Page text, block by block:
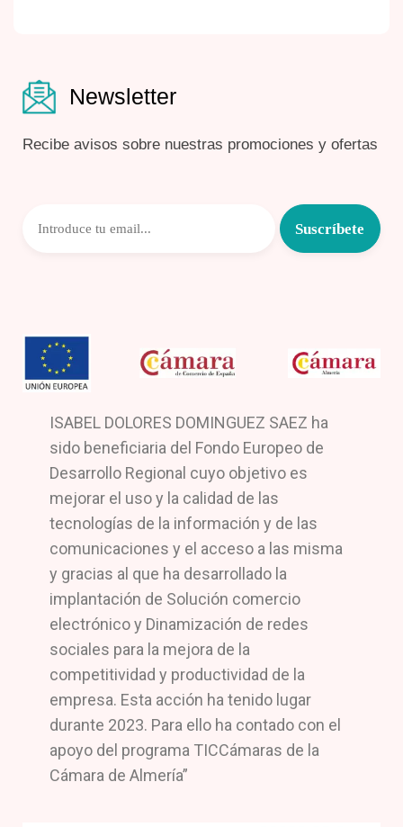
Newsletter
Recibe avisos sobre nuestras promociones y ofertas
ISABEL DOLORES DOMINGUEZ SAEZ ha
sido beneficiaria del Fondo Europeo de
Desarrollo Regional cuyo objetivo es
mejorar el uso y la calidad de las
tecnologías de la información y de las
comunicaciones y el acceso a las misma
y gracias al que ha desarrollado la
implantación de Solución comercio
electrónico y Dinamización de redes
sociales para la mejora de la
competitividad y productividad de la
empresa. Esta acción ha tenido lugar
durante 2023. Para ello ha contado con el
apoyo del programa TICCámaras de la
Cámara de Almería”